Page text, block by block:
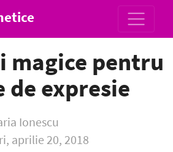
magice pentru
expresie
Ionescu
aprilie 20, 2018